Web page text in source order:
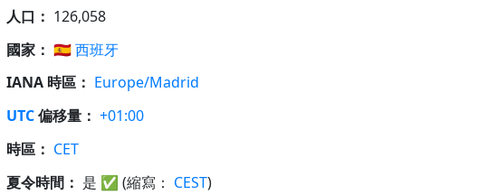
人口： 126,058
國家： 🇪🇸西班牙
IANA 時區： Europe/Madrid
UTC偏移量： +01:00
時區： CET
夏令時間： 是 ✅ (縮寫： CEST)